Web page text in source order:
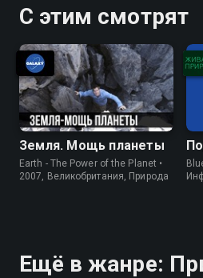
С этим смотрят
Земля. Мощь планеты
Earth - The Power of the Planet •
2007, Великобритания, Природа
Ещё в жанре: